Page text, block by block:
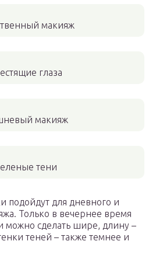
макияж
глаза
макияж
тени
подойдут для дневного и
Только в вечернее время
можно сделать шире, длину –
теней – также темнее и